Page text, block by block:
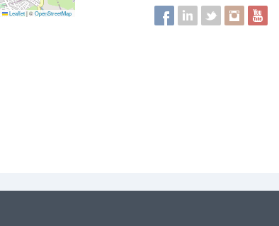
Leaflet |©OpenStreetMap